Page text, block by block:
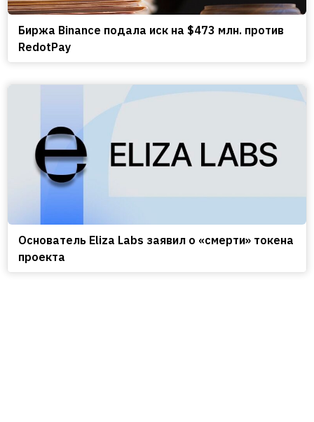
Биржа Binance подала иск на $473 млн. против
RedotPay
Основатель Eliza Labs заявил о «смерти» токена
проекта